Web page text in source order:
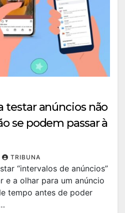
testar anúncios não
se podem passar à
TRIBUNA
“intervalos de anúncios”
e a olhar para um anúncio
tempo antes de poder